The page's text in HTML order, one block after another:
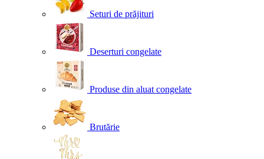
Seturi de prăjituri
Deserturi congelate
Produse din aluat congelate
Brutărie